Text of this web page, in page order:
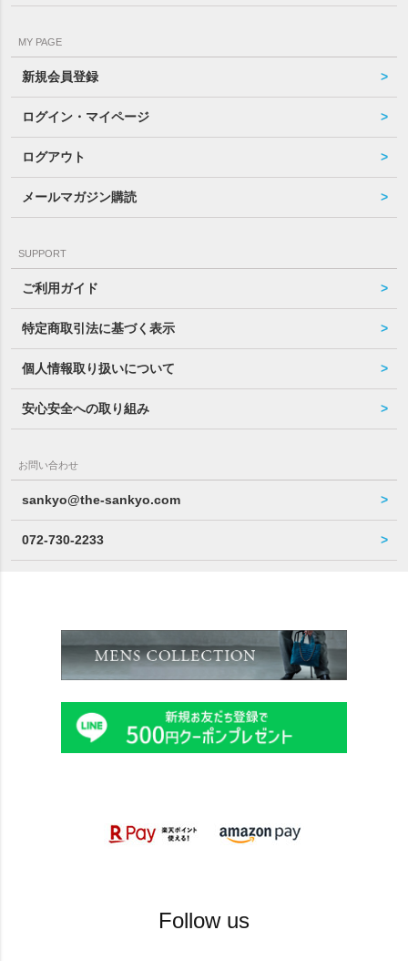
MY PAGE
新規会員登録
ログイン・マイページ
ログアウト
メールマガジン購読
SUPPORT
ご利用ガイド
特定商取引法に基づく表示
個人情報取り扱いについて
安心安全への取り組み
お問い合わせ
sankyo@the-sankyo.com
072-730-2233
Follow us